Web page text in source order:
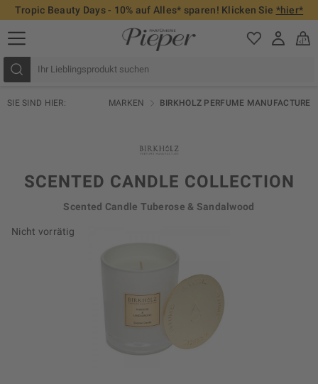
Tropic Beauty Days - 10% auf Alles* sparen! Klicken Sie *hier*
SIE SIND HIER: MARKEN BIRKHOLZ PERFUME MANUFACTURE
Nicht vorrätig
SCENTED CANDLE COLLECTION
Scented Candle Tuberose & Sandalwood